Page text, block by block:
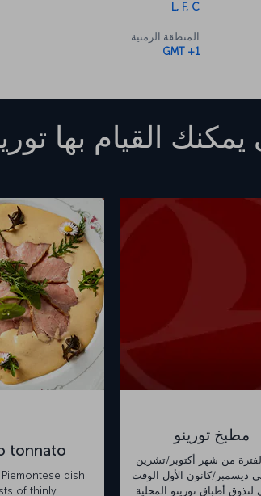
L, F, C
المنطقة الزمنية
GMT +1
يمكنك القيام بها
مطبخ تورينو
من شهر أكتوبر/تشرين
ديسمبر/كانون الأول الوقت
لتذوق أطباق تورينو المحلية
tonnato
dish
of thinly